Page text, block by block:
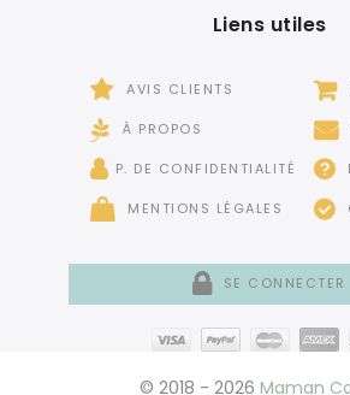
Liens utiles
AVIS CLIENTS
À PROPOS
P. DE CONFIDENTIALITÉ
MENTIONS LÉGALES
SE CONNECTER
© 2018 - 2026 Maman